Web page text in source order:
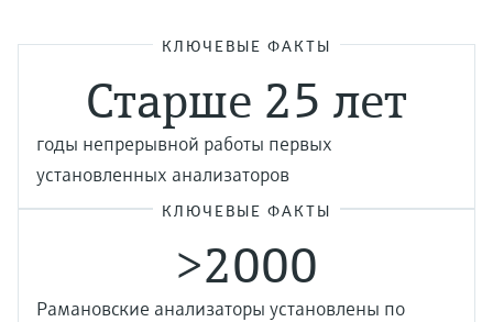
КЛЮЧЕВЫЕ ФАКТЫ
Старше 25 лет
годы непрерывной работы первых
установленных анализаторов
КЛЮЧЕВЫЕ ФАКТЫ
>2000
Рамановские анализаторы установлены по